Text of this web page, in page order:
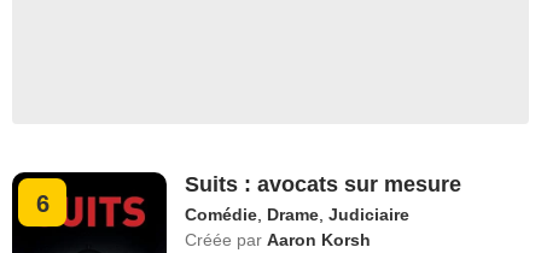
6
Suits : avocats sur mesure
Comédie Drame ,Judiciaire
Créée par Aaron Korsh